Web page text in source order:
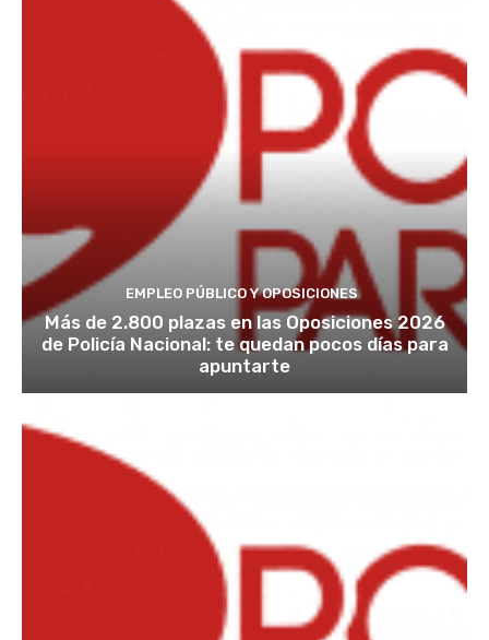
EMPLEO PÚBLICO Y OPOSICIONES
Más de 2.800 plazas en las Oposiciones 2026
de Policía Nacional: te quedan pocos días para
apuntarte